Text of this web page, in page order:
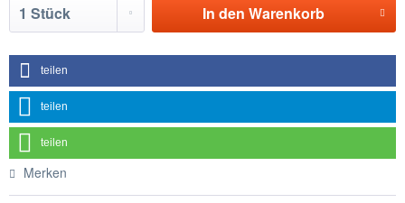
In den Warenkorb
teilen
teilen
teilen
Merken